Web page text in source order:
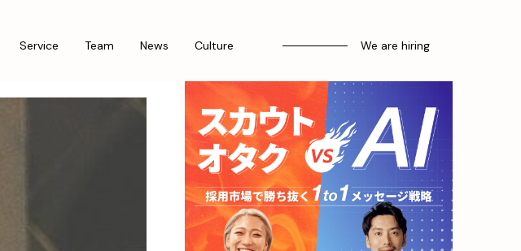
Service Team News Culture We are hiring